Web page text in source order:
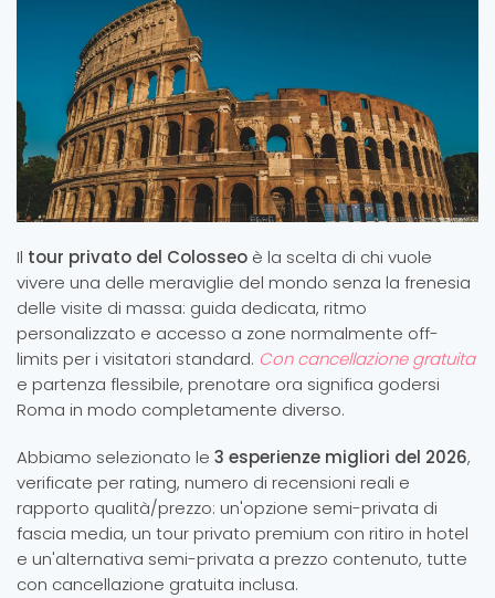
Il tour privato del Colosseo è la scelta di chi vuole
vivere una delle meraviglie del mondo senza la frenesia
delle visite di massa: guida dedicata, ritmo
personalizzato e accesso a zone normalmente off-
limits per i visitatori standard. Con cancellazione gratuita
e partenza flessibile, prenotare ora significa godersi
Roma in modo completamente diverso.
Abbiamo selezionato le 3 esperienze migliori del 2026,
verificate per rating, numero di recensioni reali e
rapporto qualità/prezzo: un'opzione semi-privata di
fascia media, un tour privato premium con ritiro in hotel
e un'alternativa semi-privata a prezzo contenuto, tutte
con cancellazione gratuita inclusa.